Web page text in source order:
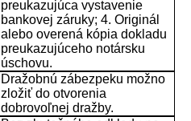
preukazujúca vystavenie
bankovej záruky; 4. Originál
alebo overená kópia dokladu
preukazujúceho notársku
úschovu.
Dražobnú zábezpeku možno
zložiť do otvorenia
dobrovoľnej dražby.